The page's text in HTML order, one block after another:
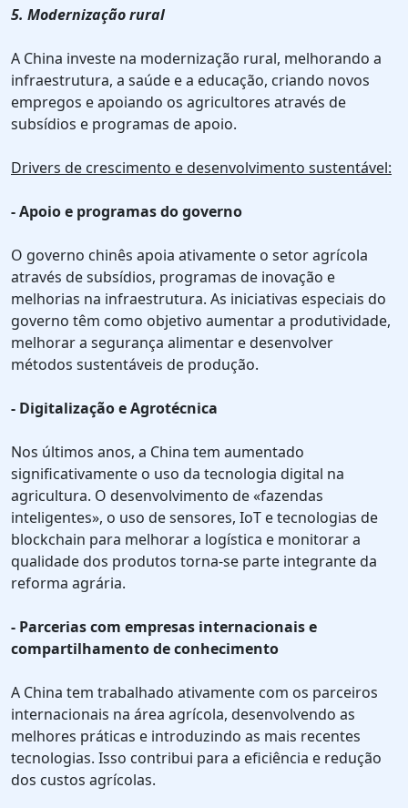
5. Modernização rural
A China investe na modernização rural, melhorando a
infraestrutura, a saúde e a educação, criando novos
empregos e apoiando os agricultores através de
subsídios e programas de apoio.
Drivers de crescimento e desenvolvimento sustentável:
- Apoio e programas do governo
O governo chinês apoia ativamente o setor agrícola
através de subsídios, programas de inovação e
melhorias na infraestrutura. As iniciativas especiais do
governo têm como objetivo aumentar a produtividade,
melhorar a segurança alimentar e desenvolver
métodos sustentáveis de produção.
- Digitalização e Agrotécnica
Nos últimos anos, a China tem aumentado
significativamente o uso da tecnologia digital na
agricultura. O desenvolvimento de «fazendas
inteligentes», o uso de sensores, IoT e tecnologias de
blockchain para melhorar a logística e monitorar a
qualidade dos produtos torna-se parte integrante da
reforma agrária.
- Parcerias com empresas internacionais e
compartilhamento de conhecimento
A China tem trabalhado ativamente com os parceiros
internacionais na área agrícola, desenvolvendo as
melhores práticas e introduzindo as mais recentes
tecnologias. Isso contribui para a eficiência e redução
dos custos agrícolas.